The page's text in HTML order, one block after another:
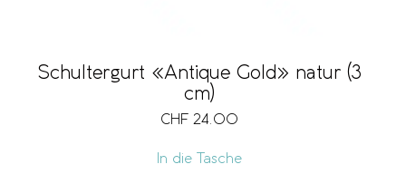
Schultergurt «Antique Gold» natur (3
cm)
CHF 24.00
In die Tasche